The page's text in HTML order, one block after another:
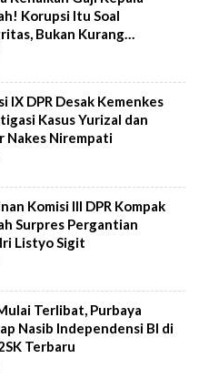
Korupsi Itu Soal
Bukan Kurang
IX DPR Desak Kemenkes
Kasus Yurizal dan
Nakes Nirempati
Komisi III DPR Kompak
Surpres Pergantian
Listyo Sigit
Terlibat, Purbaya
Nasib Independensi BI di
Terbaru